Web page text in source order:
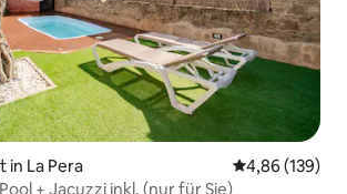
La Pera
4,86 (139)
+ Jacuzzi inkl. (nur für Sie)